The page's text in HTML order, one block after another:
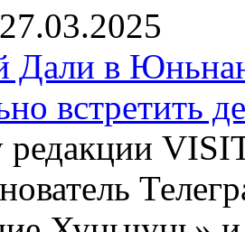
27.03.2025
Дали в
встретить
редакции